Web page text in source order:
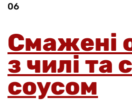
06
Смажені
з чилі та
соусом